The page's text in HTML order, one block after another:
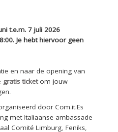
t.e.m. 7 juli 2026
Je hebt hiervoor geen
en naar de opening van
gratis ticket om jouw
door Com.it.Es
met Italiaanse ambassade
Comité Limburg, Feniks,